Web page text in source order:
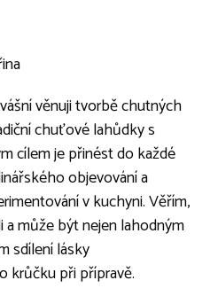
věnuji tvorbě chutných
chuťové lahůdky s
cílem je přinést do každé
objevování a
v kuchyni. Věřím,
může být nejen lahodným
sdílení lásky
krůčku při přípravě.